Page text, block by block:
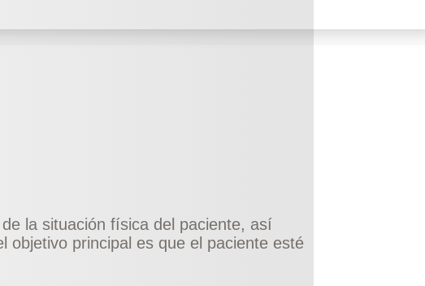
la situación física del paciente, así
objetivo principal es que el paciente esté